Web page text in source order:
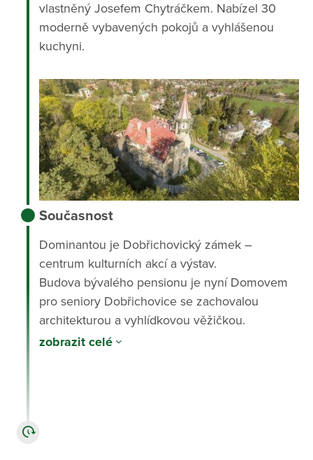
vlastněný Josefem Chytráčkem. Nabízel 30
moderně vybavených pokojů a vyhlášenou
kuchyni.
Současnost
Dominantou je Dobřichovický zámek –
centrum kulturních akcí a výstav.
Budova bývalého pensionu je nyní Domovem
pro seniory Dobřichovice se zachovalou
architekturou a vyhlídkovou věžičkou.
Obec je součástí Středočeského kraje, okres
zobrazit celé